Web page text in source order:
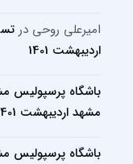
امیرعلی روحی در
اردیبهشت 1401
باشگاه پرسپولیس
مشهد اردیبهشت 1401
باشگاه پرسپولیس